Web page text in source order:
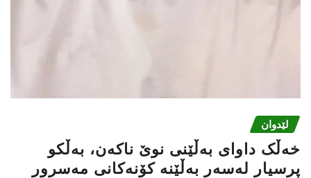
لێدوان
خەڵک داوای بەڵێنی نوێ ناکەن، بەڵکو
پرسیار لەسەر بەڵێنە کۆنەکانى مەسرور